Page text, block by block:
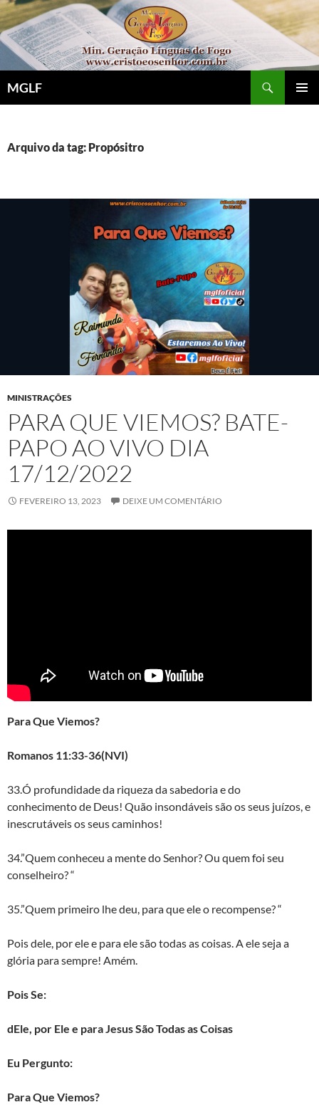
Pular
para
o
conteúdo
MGLF
Arquivo da tag: Propósitro
MINISTRAÇÕES
PARA QUE VIEMOS? BATE-
PAPO AO VIVO DIA
17/12/2022
FEVEREIRO 13, 2023 DEIXE UM COMENTÁRIO
Para Que Viemos?
Romanos 11:33-36(NVI)
33.Ó profundidade da riqueza da sabedoria e do
conhecimento de Deus! Quão insondáveis são os seus juízos, e
inescrutáveis os seus caminhos!
34.”Quem conheceu a mente do Senhor? Ou quem foi seu
conselheiro? “
35.”Quem primeiro lhe deu, para que ele o recompense? “
Pois dele, por ele e para ele são todas as coisas. A ele seja a
glória para sempre! Amém.
Pois Se:
dEle, por Ele e para Jesus São Todas as Coisas
Eu Pergunto:
Para Que Viemos?